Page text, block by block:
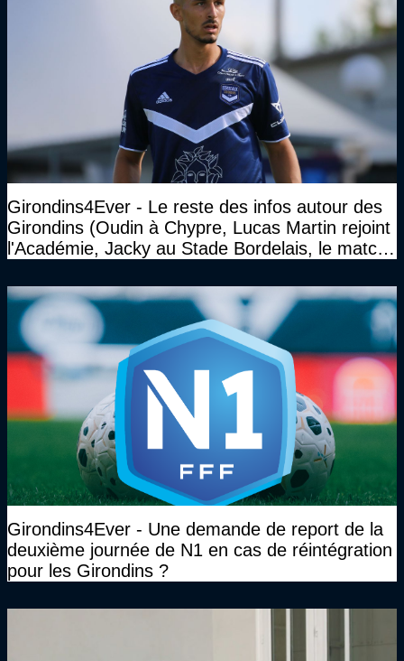
Girondins4Ever - Le reste des infos autour des
Girondins (Oudin à Chypre, Lucas Martin rejoint
l'Académie, Jacky au Stade Bordelais, le match
Girondins4Ever - Une demande de report de la
deuxième journée de N1 en cas de réintégration
pour les Girondins ?